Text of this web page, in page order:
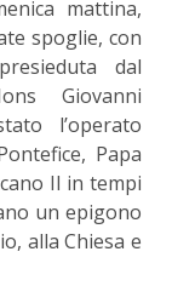
mattina,
spoglie, con
dal
Giovanni
l’operato
Papa
II in tempi
un epigono
alla Chiesa e